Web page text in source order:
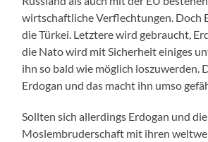
wirtschaftliche Verflechtungen. Doch
die Türkei. Letztere wird gebraucht,
die Nato wird mit Sicherheit einiges
ihn so bald wie möglich loszuwerden.
Erdogan und das macht ihn umso
Sollten sich allerdings Erdogan und die
Moslembruderschaft mit ihren